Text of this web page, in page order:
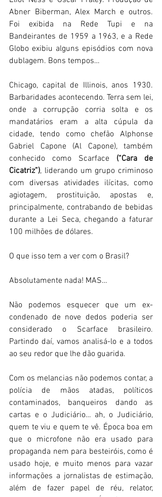
Abner Biberman, Alex March e outros.
Foi exibida na Rede Tupi e na
Bandeirantes de 1959 a 1963, e a Rede
Globo exibiu alguns episódios com nova
dublagem. Bons tempos…
Chicago, capital de Illinois, anos 1930.
Barbaridades acontecendo. Terra sem lei,
onde a corrupção corria solta e os
mandatários eram a alta cúpula da
cidade, tendo como chefão Alphonse
Gabriel Capone (Al Capone), também
conhecido como Scarface (“Cara de
Cicatriz”), liderando um grupo criminoso
com diversas atividades ilícitas, como
agiotagem, prostituição, apostas e,
principalmente, contrabando de bebidas
durante a Lei Seca, chegando a faturar
100 milhões de dólares.
O que isso tem a ver com o Brasil?
Absolutamente nada! MAS…
Não podemos esquecer que um ex-
condenado de nove dedos poderia ser
considerado o Scarface brasileiro.
Partindo daí, vamos analisá-lo e a todos
ao seu redor que lhe dão guarida.
Com os melancias não podemos contar, a
polícia de mãos atadas, políticos
contaminados, banqueiros dando as
cartas e o Judiciário… ah, o Judiciário,
quem te viu e quem te vê. Época boa em
que o microfone não era usado para
propaganda nem para besteiróis, como é
usado hoje, e muito menos para vazar
informações a jornalistas de estimação,
além de fazer papel de réu, relator,